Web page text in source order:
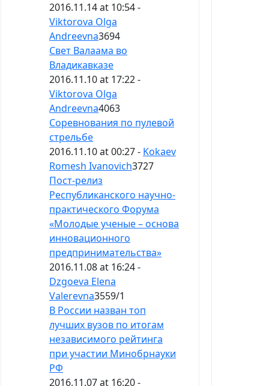
2016.11.14 at 10:54 -
Viktorova Olga
Andreevna3694
Свет Валаама во
Владикавказе
2016.11.10 at 17:22 -
Viktorova Olga
Andreevna4063
Соревнования по пулевой
стрельбе
2016.11.10 at 00:27 - Kokaev
Romesh Ivanovich3727
Пост-релиз
Республиканского научно-
практического Форума
«Молодые ученые – основа
инновационного
предпринимательства»
2016.11.08 at 16:24 -
Dzgoeva Elena
Valerevna3559/1
В России назван топ
лучших вузов по итогам
независимого рейтинга
при участии Минобрнауки
РФ
2016.11.07 at 16:20 -